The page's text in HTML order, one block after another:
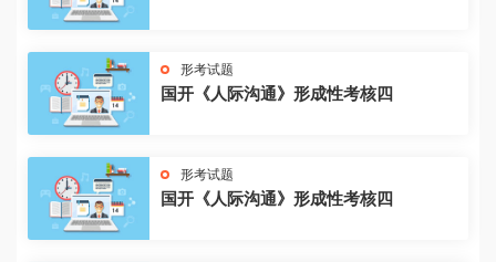
形考试题
国开《人际沟通》形成性考核四
形考试题
国开《人际沟通》形成性考核四